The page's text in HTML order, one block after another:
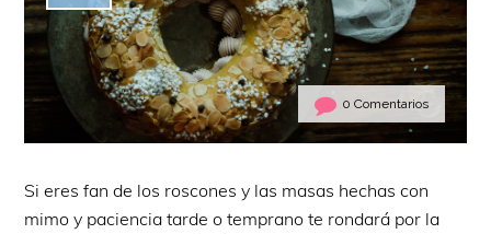
0 Comentarios
Si eres fan de los roscones y las masas hechas con
mimo y paciencia tarde o temprano te rondará por la